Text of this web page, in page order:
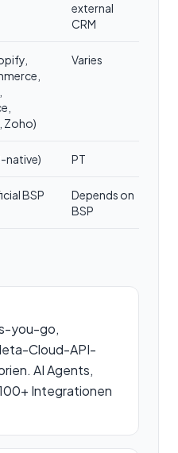
external
CRM
Zoho)
Varies
native) PT
BSP
Depends on
BSP
you-go,
Cloud-API-
AI Agents,
Integrationen